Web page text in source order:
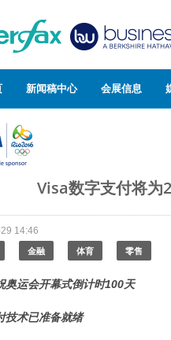
新闻稿中心 会展信息
Visa数字支付将为
14:46
金融 体育 零售
奥运会开幕式倒计时100天
技术已准备就绪